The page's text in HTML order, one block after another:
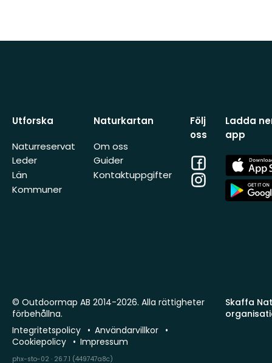
Utforska
Naturreservat
Leder
Län
Kommuner
Naturkartan
Om oss
Guider
Kontaktuppgifter
Följ
oss
Facebook
Instagram
Ladda
app
App
Store
App
Store
Skaffa
© Outdoormap AB 2014-2026. Alla rättigheter
förbehållna.
Integritetspolicy
Användarvillkor
Cookiepolicy
Impressum
phx-sto-02 · 26.7.1 (449747a8c)